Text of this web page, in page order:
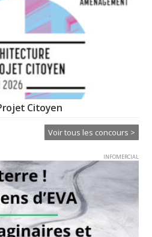
Citoyen
Voir tous les concours >
INFOMERCIAL